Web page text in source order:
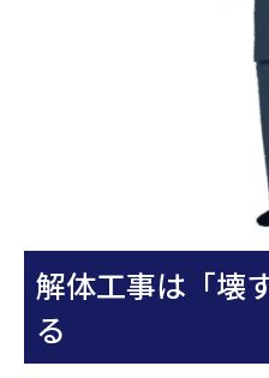
解体工事は「壊
る